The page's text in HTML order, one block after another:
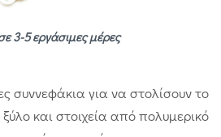
3-5 εργάσιμες μέρες
συννεφάκια για να στολίσουν το
και στοιχεία από πολυμερικό